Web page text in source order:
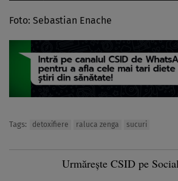
Foto: Sebastian Enache
Tags: detoxifiere raluca zenga sucuri
Urmărește CSID pe